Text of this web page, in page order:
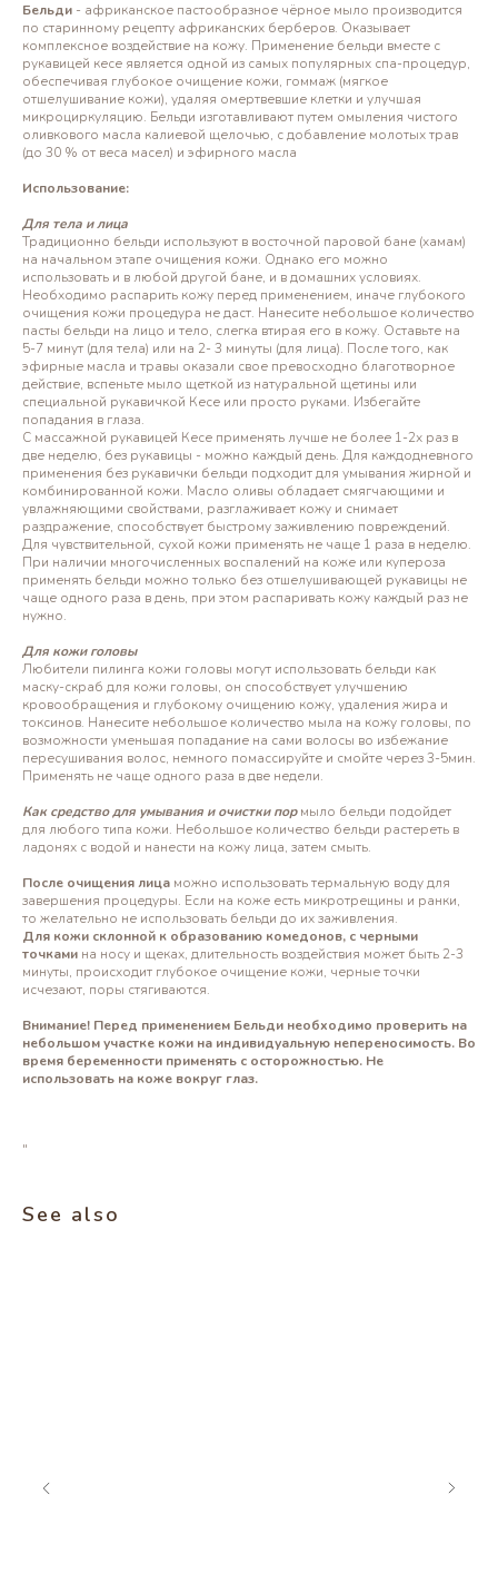
Бельди - африканское пастообразное чёрное мыло производится
по старинному рецепту африканских берберов. Оказывает
комплексное воздействие на кожу. Применение бельди вместе с
рукавицей кесе является одной из самых популярных спа-процедур,
обеспечивая глубокое очищение кожи, гоммаж (мягкое
отшелушивание кожи), удаляя омертвевшие клетки и улучшая
микроциркуляцию. Бельди изготавливают путем омыления чистого
оливкового масла калиевой щелочью, с добавление молотых трав
(до 30 % от веса масел) и эфирного масла
Использование:
Для тела и лица
Традиционно бельди используют в восточной паровой бане (хамам)
на начальном этапе очищения кожи. Однако его можно
использовать и в любой другой бане, и в домашних условиях.
Необходимо распарить кожу перед применением, иначе глубокого
очищения кожи процедура не даст. Нанесите небольшое количество
пасты бельди на лицо и тело, слегка втирая его в кожу. Оставьте на
5-7 минут (для тела) или на 2- 3 минуты (для лица). После того, как
эфирные масла и травы оказали свое превосходно благотворное
действие, вспеньте мыло щеткой из натуральной щетины или
специальной рукавичкой Кесе или просто руками. Избегайте
попадания в глаза.
С массажной рукавицей Кесе применять лучше не более 1-2х раз в
две неделю, без рукавицы - можно каждый день. Для каждодневного
применения без рукавички бельди подходит для умывания жирной и
комбинированной кожи. Масло оливы обладает смягчающими и
увлажняющими свойствами, разглаживает кожу и снимает
раздражение, способствует быстрому заживлению повреждений.
Для чувствительной, сухой кожи применять не чаще 1 раза в неделю.
При наличии многочисленных воспалений на коже или купероза
применять бельди можно только без отшелушивающей рукавицы не
чаще одного раза в день, при этом распаривать кожу каждый раз не
нужно.
Для кожи головы
Любители пилинга кожи головы могут использовать бельди как
маску-скраб для кожи головы, он способствует улучшению
кровообращения и глубокому очищению кожу, удаления жира и
токсинов. Нанесите небольшое количество мыла на кожу головы, по
возможности уменьшая попадание на сами волосы во избежание
пересушивания волос, немного помассируйте и смойте через 3-5мин.
Применять не чаще одного раза в две недели.
Как средство для умывания и очистки пормыло бельди подойдет
для любого типа кожи. Небольшое количество бельди растереть в
ладонях с водой и нанести на кожу лица, затем смыть.
После очищения лица можно использовать термальную воду для
завершения процедуры. Если на коже есть микротрещины и ранки,
то желательно не использовать бельди до их заживления.
Для кожи склонной к образованию комедонов, с черными
точками на носу и щеках, длительность воздействия может быть 2-3
минуты, происходит глубокое очищение кожи, черные точки
исчезают, поры стягиваются.
Внимание! Перед применением Бельди необходимо проверить на
небольшом участке кожи на индивидуальную непереносимость. Во
время беременности применять с осторожностью. Не
использовать на коже вокруг глаз.
"
See also